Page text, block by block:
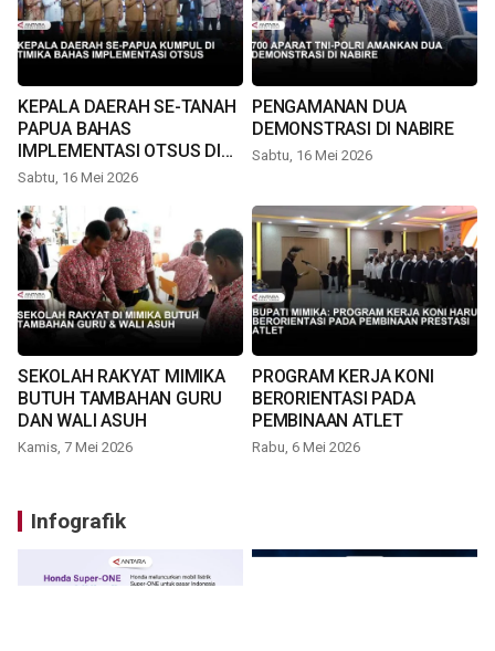
KEPALA DAERAH SE-TANAH
PAPUA BAHAS
IMPLEMENTASI OTSUS DI
TIMIKA
Sabtu, 16 Mei 2026
PENGAMANAN DUA
DEMONSTRASI DI NABIRE
Sabtu, 16 Mei 2026
SEKOLAH RAKYAT MIMIKA
BUTUH TAMBAHAN GURU
DAN WALI ASUH
Kamis, 7 Mei 2026
PROGRAM KERJA KONI
BERORIENTASI PADA
PEMBINAAN ATLET
Rabu, 6 Mei 2026
Infografik